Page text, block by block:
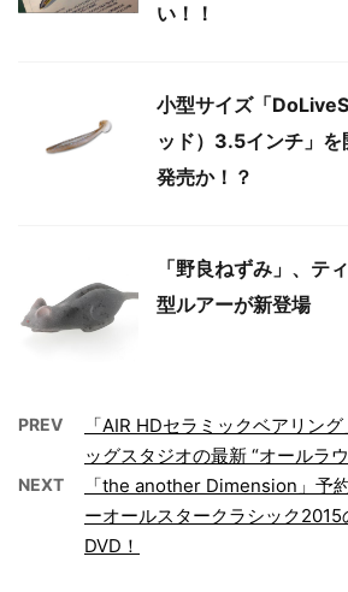
い！！
小型サイズ「
ッド）3.5インチ」
発売か！？
「野良ねずみ」、テ
型ルアーが新登場
PREV
「AIR HDセラミックベアリン
ッグスタジオの最新 “オールラウ
NEXT
「the another Dimension」予
ーオールスタークラシック
DVD！